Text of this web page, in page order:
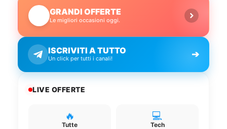
GRANDI OFFERTE
Le migliori occasioni oggi.
ISCRIVITI A TUTTO
Un click per tutti i canali! ➔
LIVE OFFERTE
🔥
Tutte
💻
Tech